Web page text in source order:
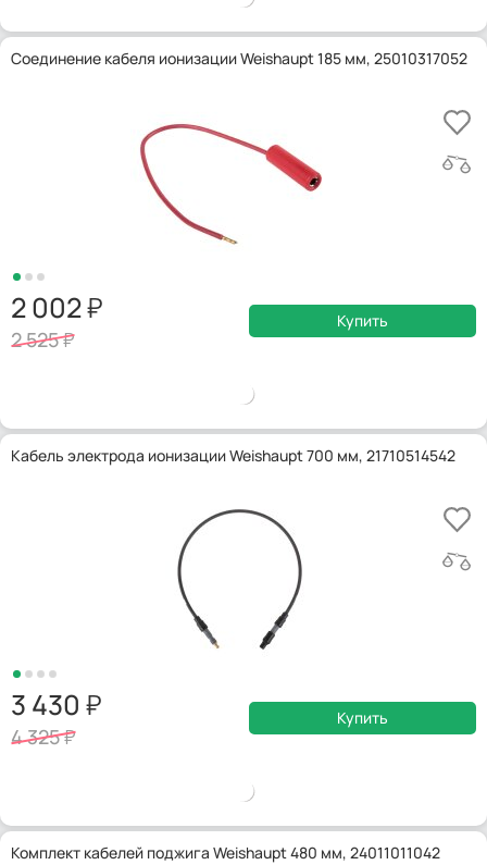
Соединение кабеля ионизации Weishaupt 185 мм, 25010317052
2 002
2 525
Купить
Кабель электрода ионизации Weishaupt 700 мм, 21710514542
3 430
4 325
Купить
Комплект кабелей поджига Weishaupt 480 мм, 24011011042